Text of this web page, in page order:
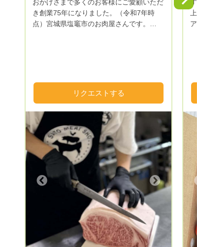
おかげさまで多くのお客様にご愛顧いただ
き創業75年になりました。（令和7年時
点）宮城県塩竈市のお肉屋さんです。
名物「牛タン」、国産豚肉（主に宮城県
産）などを取り揃えております。ギフトも
充実しており、ゴルフ等の景品やお中元、
お歳暮等にも対応。ギフトボックスにお詰
めして全国配送可能です。 精肉の部位の
ご指定も可能です。お気軽にお問い合わせ
ください！
リクエストする
Next Previous